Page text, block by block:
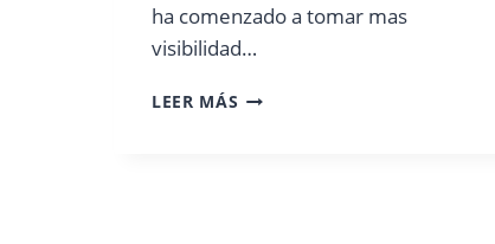
ha comenzado a tomar mas
visibilidad…
LEER MÁS MAMÁS